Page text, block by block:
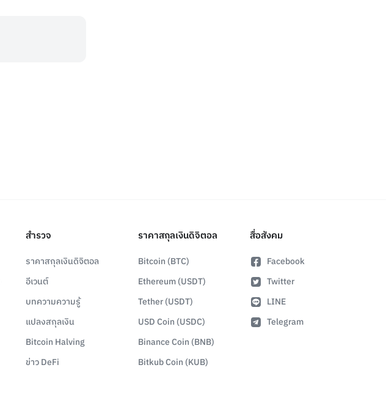
สำรวจ
ราคาสกุลเงินดิจิตอล
อีเวนต์
บทความความรู้
แปลงสกุลเงิน
Bitcoin Halving
ข่าว DeFi
ราคาสกุลเงินดิจิตอล
Bitcoin (BTC)
Ethereum (USDT)
Tether (USDT)
USD Coin (USDC)
Binance Coin (BNB)
Bitkub Coin (KUB)
สื่อสังคม
Facebook
Twitter
LINE
Telegram